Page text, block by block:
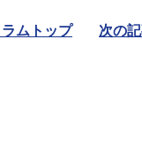
ラムトップ 次の